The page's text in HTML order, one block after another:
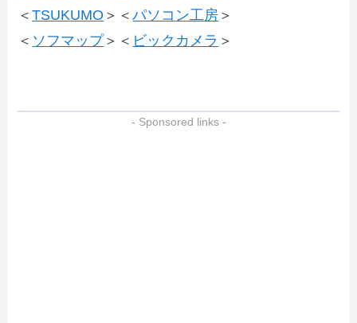
＜TSUKUMO ＞＜パソコン工房 ＞
＜ ソフマップ＞＜ ビックカメラ ＞
- Sponsored links -